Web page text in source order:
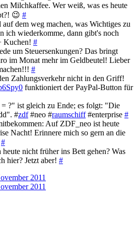
Milchkaffee. Wer weiß, was es heute
😉 #
dem weg machen, was Wichtiges zu
ich wiederkomme, dann gibt's noch
Kuchen! #
um Steuersenkungen? Das bringt
im Monat mehr im Geldbeutel! Lieber
#
Zahlungsverkehr nicht in den Griff!
funktioniert der PayPal-Button für
?" ist gleich zu Ende; es folgt: "Die
#zdf#neo #raumschiff#enterprise #
Auf ZDF_neo ist heute
Nacht! Erinnere mich so gern an die
#
nicht früher ins Bett gehen? Was
hier? Jetzt aber! #
2011
2011